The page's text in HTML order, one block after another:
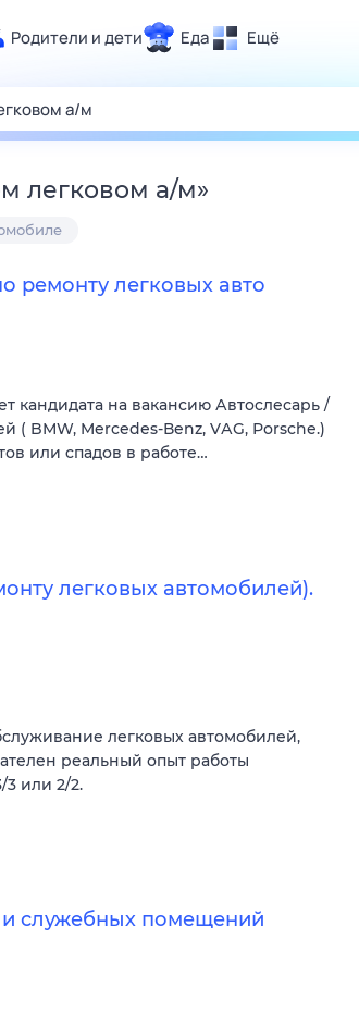
Родители и дети Еда Ещё
Здоровье
Развлечения и отдых
Спорт
Карьера
Технологии и тренды
Гороскопы
легковом а/м»
ремонту легковых авто
кандидатa на вакaнcию Автocлecapь /
( BМW, Mercedеs-Вenz, VАG, Роrsche.)
или cпадoв в рaбoте…
легковых автомобилей).
легковых автомобилей,
реальный опыт работы
или 2/2.
служебных помещений